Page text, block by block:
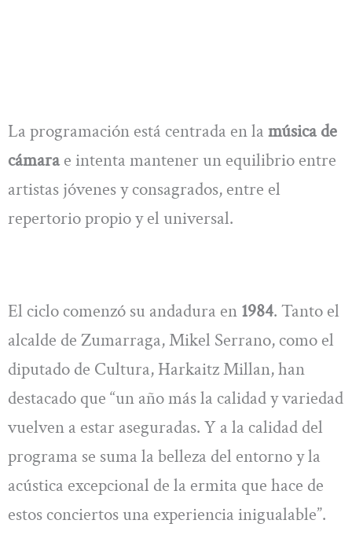
La programación está centrada en la música de
cámarae intenta mantener un equilibrio entre
artistas jóvenes y consagrados, entre el
repertorio propio y el universal.
El ciclo comenzó su andadura en 1984. Tanto el
alcalde de Zumarraga, Mikel Serrano, como el
diputado de Cultura, Harkaitz Millan, han
destacado que “un año más la calidad y variedad
vuelven a estar aseguradas. Y a la calidad del
programa se suma la belleza del entorno y la
acústica excepcional de la ermita que hace de
estos conciertos una experiencia inigualable”.